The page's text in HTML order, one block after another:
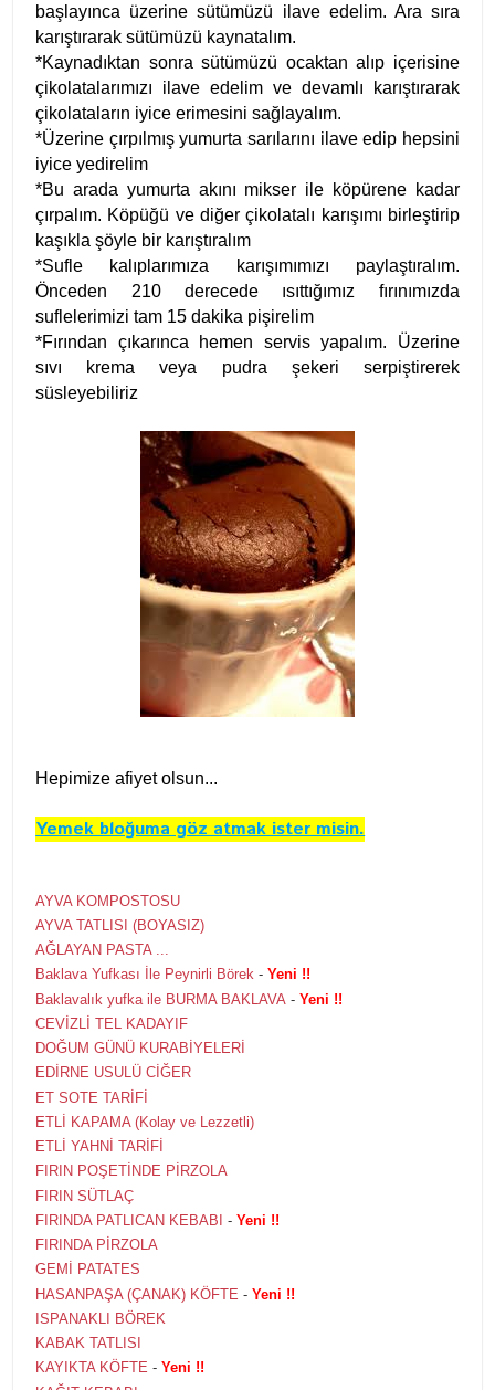
başlayınca üzerine sütümüzü ilave edelim. Ara sıra
karıştırarak sütümüzü kaynatalım.
*Kaynadıktan sonra sütümüzü ocaktan alıp içerisine
çikolatalarımızı ilave edelim ve devamlı karıştırarak
çikolataların iyice erimesini sağlayalım.
*Üzerine çırpılmış yumurta sarılarını ilave edip hepsini
iyice yedirelim
*Bu arada yumurta akını mikser ile köpürene kadar
çırpalım. Köpüğü ve diğer çikolatalı karışımı birleştirip
kaşıkla şöyle bir karıştıralım
*Sufle kalıplarımıza karışımımızı paylaştıralım.
Önceden 210 derecede ısıttığımız fırınımızda
suflelerimizi tam 15 dakika pişirelim
*Fırından çıkarınca hemen servis yapalım. Üzerine
sıvı krema veya pudra şekeri serpiştirerek
süsleyebiliriz
Hepimize afiyet olsun...
Yemek bloğuma göz atmak ister misin.
AYVA KOMPOSTOSU
AYVA TATLISI (BOYASIZ)
AĞLAYAN PASTA ...
Baklava Yufkası İle Peynirli Börek -Yeni !!
Baklavalık yufka ile BURMA BAKLAVA -Yeni !!
CEVİZLİ TEL KADAYIF
DOĞUM GÜNÜ KURABİYELERİ
EDİRNE USULÜ CİĞER
ET SOTE TARİFİ
ETLİ KAPAMA (Kolay ve Lezzetli)
ETLİ YAHNİ TARİFİ
FIRIN POŞETİNDE PİRZOLA
FIRIN SÜTLAÇ
FIRINDA PATLICAN KEBABI -Yeni !!
FIRINDA PİRZOLA
GEMİ PATATES
HASANPAŞA (ÇANAK) KÖFTE -Yeni !!
ISPANAKLI BÖREK
KABAK TATLISI
KAYIKTA KÖFTE -Yeni !!